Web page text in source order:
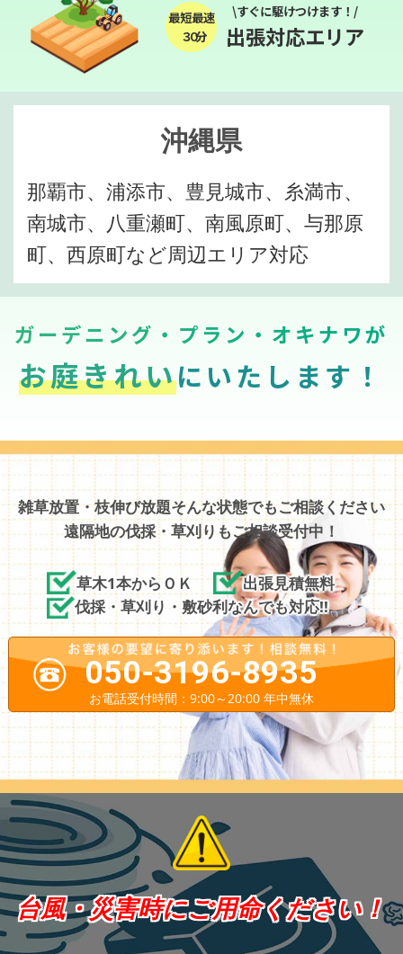
最短最速
３０分
\すぐに駆けつけます！/
出張対応エリア
沖縄県
那覇市、浦添市、豊見城市、糸満市、
南城市、八重瀬町、南風原町、与那原
町、西原町など周辺エリア対応
ガーデニング・プラン・オキナワが
お庭きれいにいたします！
雑草放置・枝伸び放題そんな状態でもご相談ください
遠隔地の伐採・草刈りもご相談受付中！
草木1本からＯＫ
出張見積無料
伐採・草刈り・敷砂利なんでも対応!!
050-3196-8935
お電話受付時間：9:00～20:00 年中無休
台風・災害時にご用命ください！